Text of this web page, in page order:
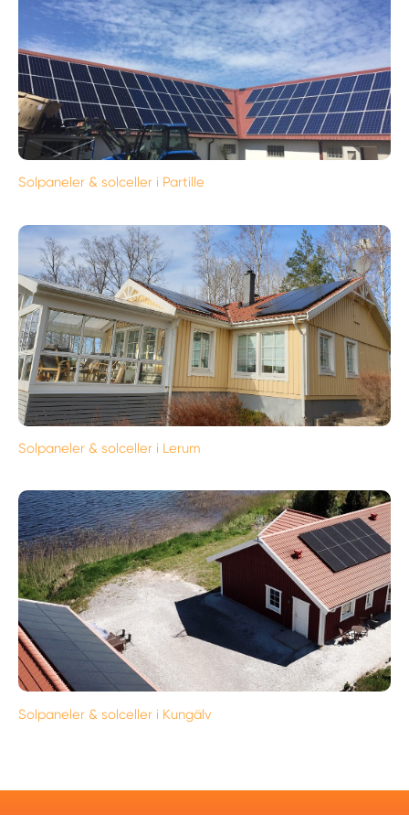
Solpaneler & solceller i Partille
Solpaneler & solceller i Lerum
Solpaneler & solceller i Kungälv